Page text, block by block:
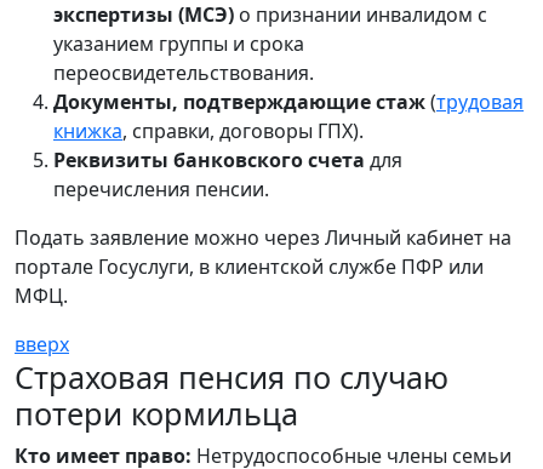
экспертизы (МСЭ) о признании инвалидом с
указанием группы и срока
переосвидетельствования.
Документы, подтверждающие стаж(трудовая
книжка, справки, договоры ГПХ).
Реквизиты банковского счета для
перечисления пенсии.
Подать заявление можно через Личный кабинет на
портале Госуслуги, в клиентской службе ПФР или
МФЦ.
вверх
Страховая пенсия по случаю
потери кормильца
Кто имеет право: Нетрудоспособные члены семьи